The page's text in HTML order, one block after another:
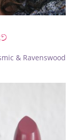
& Ravenswood